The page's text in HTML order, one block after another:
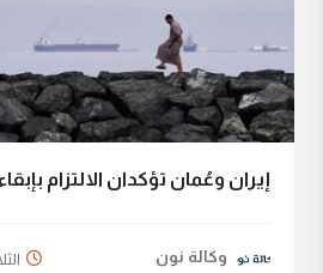
إيران وعُمان تؤكدان الالتزام
وكالة نون الثلاثاء